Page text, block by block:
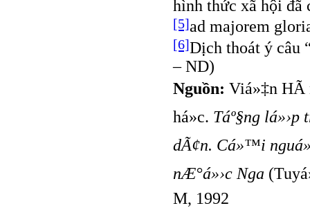
hình thức xã hội đã
[5]ad majorem
[6]Dịch thoát ý câu
– ND)
Nguồn: Viá»‡n HÃ
há»c. Táº§ng lá»›p
dÃ¢n. Cá»™i
nÆ°á»›c Nga
M, 1992